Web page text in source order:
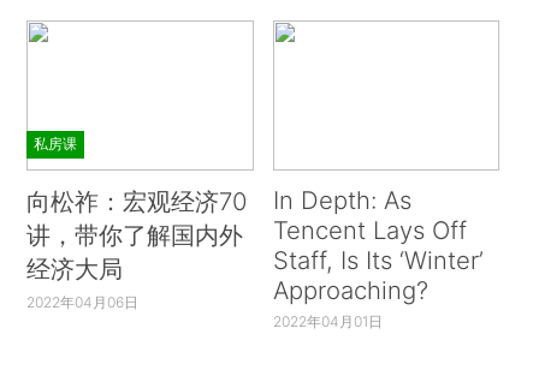
私房课
向松祚：宏观经济70
讲，带你了解国内外
经济大局
2022年04月06日
In Depth: As
Tencent Lays Off
Staff, Is Its ‘Winter’
Approaching?
2022年04月01日